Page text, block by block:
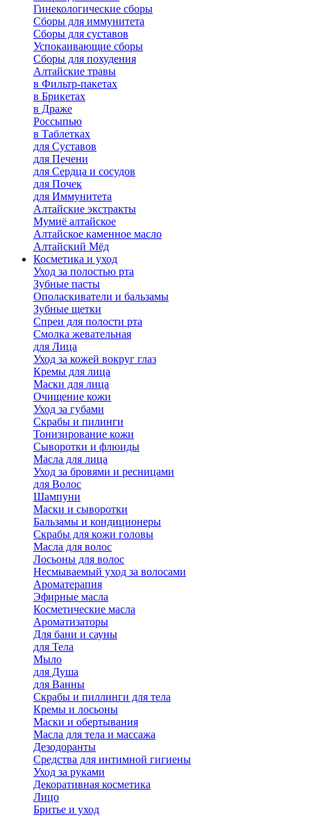
Гинекологические сборы
Сборы для иммунитета
Сборы для суставов
Успокаивающие сборы
Сборы для похудения
Алтайские травы
в Фильтр-пакетах
в Брикетах
в Драже
Россыпью
в Таблетках
для Cуставов
для Печени
для Сердца и сосудов
для Почек
для Иммунитета
Алтайские экстракты
Мумиё алтайское
Алтайское каменное масло
Алтайский Мёд
Косметика и уход
Уход за полостью рта
Зубные пасты
Ополаскиватели и бальзамы
Зубные щетки
Спреи для полости рта
Смолка жевательная
для Лица
Уход за кожей вокруг глаз
Кремы для лица
Маски для лица
Очищение кожи
Уход за губами
Скрабы и пилинги
Тонизирование кожи
Сыворотки и флюиды
Масла для лица
Уход за бровями и ресницами
для Волос
Шампуни
Маски и сыворотки
Бальзамы и кондиционеры
Скрабы для кожи головы
Масла для волос
Лосьоны для волос
Несмываемый уход за волосами
Ароматерапия
Эфирные масла
Косметические масла
Ароматизаторы
Для бани и сауны
для Тела
Мыло
для Душа
для Ванны
Скрабы и пиллинги для тела
Кремы и лосьоны
Маски и обертывания
Масла для тела и массажа
Дезодоранты
Средства для интимной гигиены
Уход за руками
Декоративная косметика
Лицо
Бритье и уход